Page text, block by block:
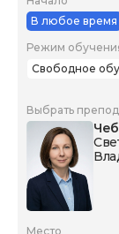
В любое время
Режим
Свободное
Выбрать
Место